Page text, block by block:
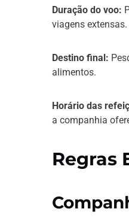
Duração do voo:
viagens extensas.
Destino final:
alimentos.
Horário das
a companhia
Regras